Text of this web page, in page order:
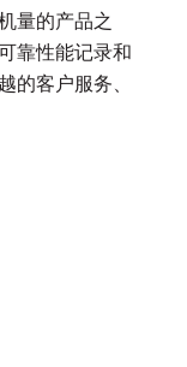
量的产品之
靠性能记录和
的客户服务、